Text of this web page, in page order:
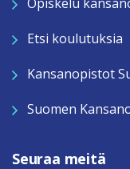
Etsi koulutuksia
Kansanopistot
Suomen
Seuraa meitä